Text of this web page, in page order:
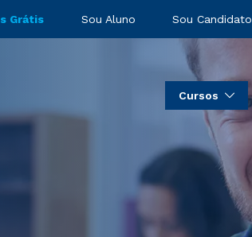
Grátis Sou Aluno Sou Candidato
Cursos